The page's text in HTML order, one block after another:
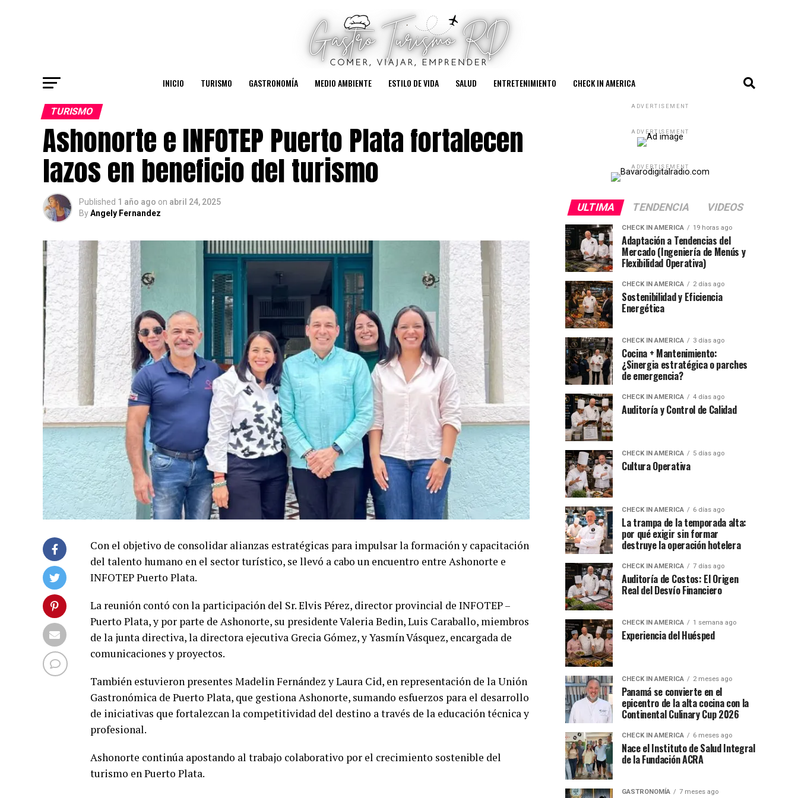
INICIO TURISMO GASTRONOMÍA MEDIO AMBIENTE ESTILO DE VIDA SALUD ENTRETENIMIENTO CHECK IN AMERICA
TURISMO
Ashonorte e INFOTEP Puerto Plata fortalecen
lazos en beneficio del turismo
Published 1 año ago on abril 24, 2025
ByAngely Fernandez
Con el objetivo de consolidar alianzas estratégicas para impulsar la formación y capacitación
del talento humano en el sector turístico, se llevó a cabo un encuentro entre Ashonorte e
INFOTEP Puerto Plata.
La reunión contó con la participación del Sr. Elvis Pérez, director provincial de INFOTEP –
Puerto Plata, y por parte de Ashonorte, su presidente Valeria Bedin, Luis Caraballo, miembros
de la junta directiva, la directora ejecutiva Grecia Gómez, y Yasmín Vásquez, encargada de
comunicaciones y proyectos.
También estuvieron presentes Madelin Fernández y Laura Cid, en representación de la Unión
Gastronómica de Puerto Plata, que gestiona Ashonorte, sumando esfuerzos para el desarrollo
de iniciativas que fortalezcan la competitividad del destino a través de la educación técnica y
profesional.
Ashonorte continúa apostando al trabajo colaborativo por el crecimiento sostenible del
turismo en Puerto Plata.
ADVERTISEMENT
ADVERTISEMENT
ADVERTISEMENT
ULTIMA TENDENCIA VIDEOS
CHECK IN AMERICA 19 horas ago
Adaptación a Tendencias del
Mercado (Ingeniería de Menús y
Flexibilidad Operativa)
CHECK IN AMERICA 2 días ago
Sostenibilidad y Eficiencia
Energética
CHECK IN AMERICA 3 días ago
Cocina + Mantenimiento:
¿Sinergia estratégica o parches
de emergencia?
CHECK IN AMERICA 4 días ago
Auditoría y Control de Calidad
CHECK IN AMERICA 5 días ago
Cultura Operativa
CHECK IN AMERICA 6 días ago
La trampa de la temporada alta:
por qué exigir sin formar
destruye la operación hotelera
CHECK IN AMERICA 7 días ago
Auditoría de Costos: El Origen
Real del Desvío Financiero
CHECK IN AMERICA 1 semana ago
Experiencia del Huésped
CHECK IN AMERICA 2 meses ago
Panamá se convierte en el
epicentro de la alta cocina con la
Continental Culinary Cup 2026
CHECK IN AMERICA 6 meses ago
Nace el Instituto de Salud Integral
de la Fundación ACRA
GASTRONOMÍA 7 meses ago